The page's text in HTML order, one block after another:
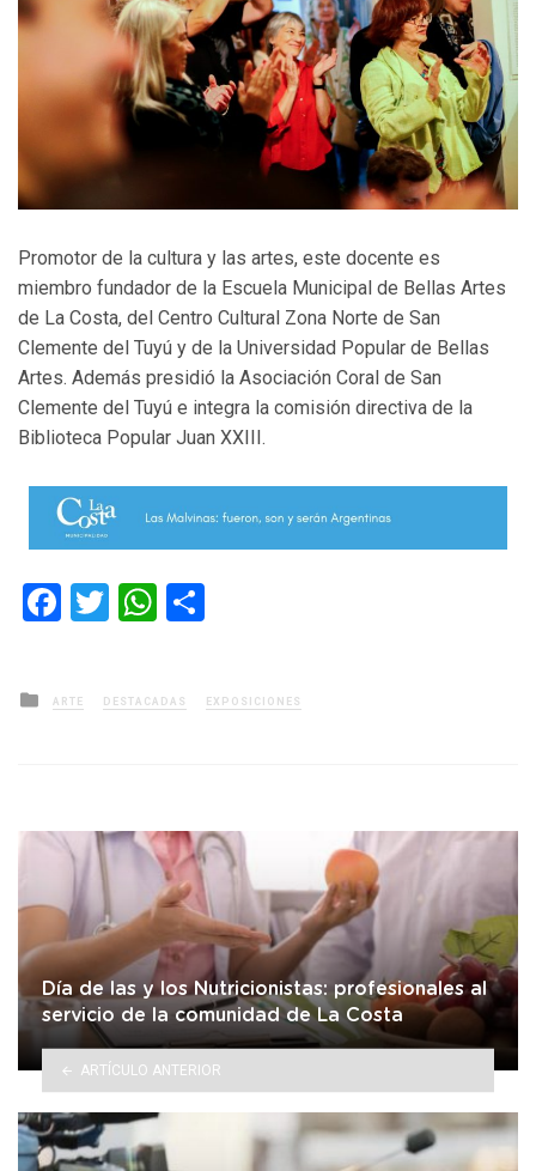
Promotor de la cultura y las artes, este docente es
miembro fundador de la Escuela Municipal de Bellas Artes
de La Costa, del Centro Cultural Zona Norte de San
Clemente del Tuyú y de la Universidad Popular de Bellas
Artes. Además presidió la Asociación Coral de San
Clemente del Tuyú e integra la comisión directiva de la
Biblioteca Popular Juan XXIII.
Facebook
TwitterWhatsApp
Posted
in
ARTE DESTACADAS EXPOSICIONES
Día de las y los Nutricionistas: profesionales al
servicio de la comunidad de La Costa
ARTÍCULO ANTERIOR